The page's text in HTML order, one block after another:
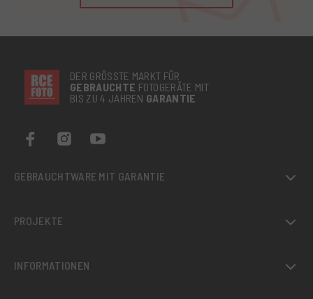
DER GRÖSSTE MARKT FÜR
GEBRAUCHTE FOTOGERÄTE MIT
BIS ZU 4 JAHREN GARANTIE
GEBRAUCHTWARE MIT GARANTIE
PROJEKTE
INFORMATIONEN